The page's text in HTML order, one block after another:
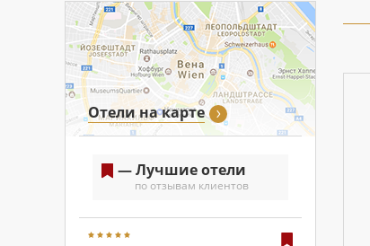
Отели на карте
— Лучшие отели
по отзывам клиентов